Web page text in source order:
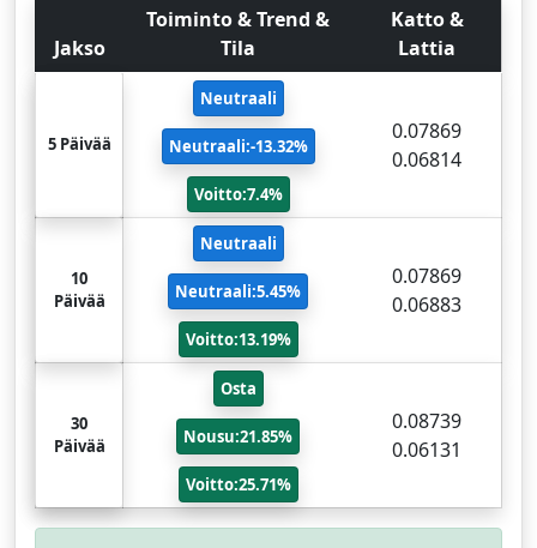
Jakso
Toiminto & Trend &
Tila
Katto &
Lattia
5 Päivää
Neutraali
Neutraali:-13.32%
Voitto:7.4%
0.07869
0.06814
10
Päivää
Neutraali
Neutraali:5.45%
Voitto:13.19%
0.07869
0.06883
30
Päivää
Osta
Nousu:21.85%
Voitto:25.71%
0.08739
0.06131